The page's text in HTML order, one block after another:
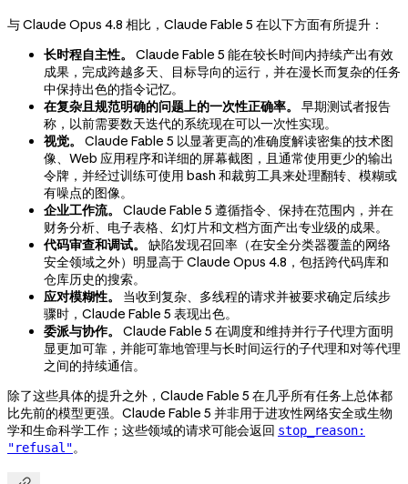
与 Claude Opus 4.8 相比，Claude Fable 5 在以下方面有所提升：
长时程自主性。
Claude Fable 5 能在较长时间内持续产出有效
成果，完成跨越多天、目标导向的运行，并在漫长而复杂的任务
中保持出色的指令记忆。
在复杂且规范明确的问题上的一次性正确率。
早期测试者报告
称，以前需要数天迭代的系统现在可以一次性实现。
视觉。
Claude Fable 5 以显著更高的准确度解读密集的技术图
像、Web 应用程序和详细的屏幕截图，且通常使用更少的输出
令牌，并经过训练可使用 bash 和裁剪工具来处理翻转、模糊或
有噪点的图像。
企业工作流。
Claude Fable 5 遵循指令、保持在范围内，并在
财务分析、电子表格、幻灯片和文档方面产出专业级的成果。
代码审查和调试。
缺陷发现召回率（在安全分类器覆盖的网络
安全领域之外）明显高于 Claude Opus 4.8，包括跨代码库和
仓库历史的搜索。
应对模糊性。
当收到复杂、多线程的请求并被要求确定后续步
骤时，Claude Fable 5 表现出色。
委派与协作。
Claude Fable 5 在调度和维持并行子代理方面明
显更加可靠，并能可靠地管理与长时间运行的子代理和对等代理
之间的持续通信。
除了这些具体的提升之外，Claude Fable 5 在几乎所有任务上总体都
比先前的模型更强。Claude Fable 5 并非用于进攻性网络安全或生物
学和生命科学工作；这些领域的请求可能会返回 stop_reason:
"refusal"。